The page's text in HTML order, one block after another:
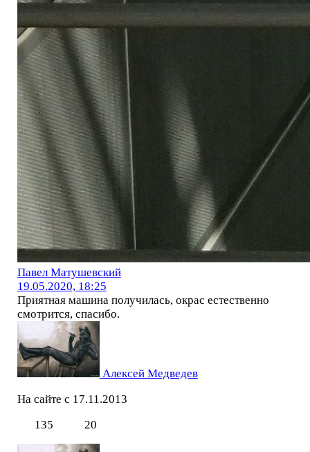
Павел Матушевский
19.05.2020, 18:25
Приятная машина получилась, окрас естественно
смотрится, спасибо.
Алексей Медведев
На сайте с 17.11.2013
135
20